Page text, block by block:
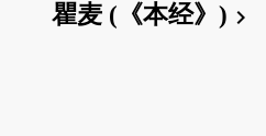
瞿麦 (《本经》) chevron_right